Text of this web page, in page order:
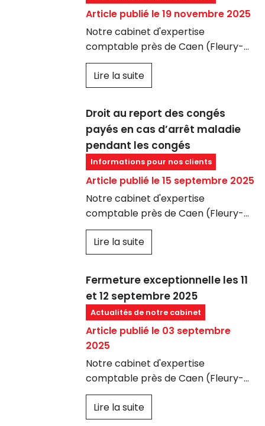
Article publié le 19 novembre 2025
Notre cabinet d'expertise
comptable près de Caen (Fleury-
sur-Orne), vous informe que :
La réforme de la
électroniqueest une évolution
majeure pour toutes les entreprises
françaises. Dès septembre 2026,
elles devront être capables de
recevoirdes factures électroniques,
et à partir de2027, de lesémettre
dans un format dématérialisé
conforme.
Cette transformation
dispositif clé : le mandat opt-in, un
outil stratégique qui permet aux
transition pour leurs clients.
Lire la suite
Droit au report des congés
payés en cas d’arrêt maladie
pendant les congés
Informations pour nos clients
Article publié le 15 septembre 2025
Notre cabinet d'expertise
comptable près de Caen (Fleury-
sur-Orne), vous informe que :
Lire la suite
Fermeture exceptionnelle les 11
et 12 septembre 2025
Actualités de notre cabinet
Article publié le 03 septembre
2025
Notre cabinet d'expertise
comptable près de Caen (Fleury-
sur-Orne), vous informe que :
Lire la suite